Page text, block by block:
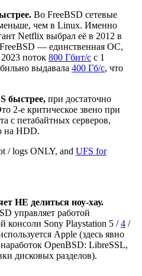
Во FreeBSD сетевые
чем в Linux. Именно
Netflix выбрал её в 2012 в
— единственная ОС,
поток 800 Гбит/с с 1
выдавала 400 Гб/с, что
быстрее, при достаточно
2-е критическое звено при
с петабайтных серверов,
на HDD.
/ logs ONLY, and UFS for
НЕ делиться ноу-хау.
управляет работой
консоли Sony Playstation 5 /4 /
Apple (здесь явно
OpenBSD: LibreSSL,
дисковых разделов).